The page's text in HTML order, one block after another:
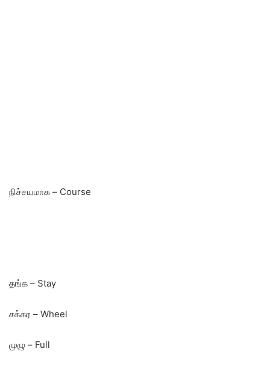
நிச்சயமாக – Course
தங்க – Stay
சக்கர – Wheel
முழு – Full